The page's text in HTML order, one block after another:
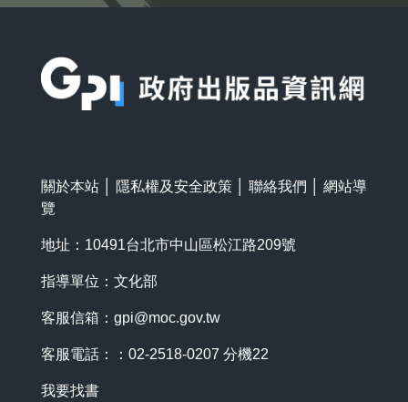
關於本站 隱私權及安全政策 聯絡我們
網站導
覽
地址：10491台北市中山區松江路209號
指導單位：文化部
客服信箱： gpi@moc.gov.tw
客服電話：：02-2518-0207 分機22
我要找書